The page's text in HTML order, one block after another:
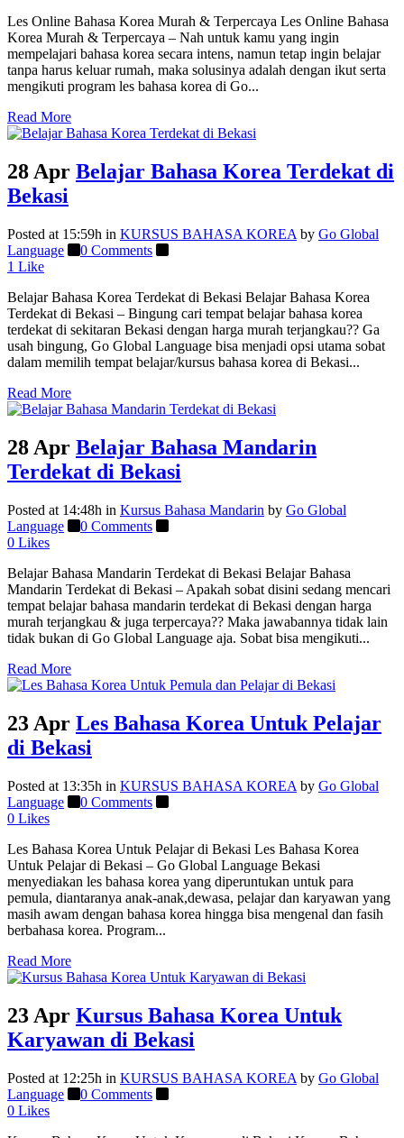
Les Online Bahasa Korea Murah & Terpercaya Les Online Bahasa
Korea Murah & Terpercaya – Nah untuk kamu yang ingin
mempelajari bahasa korea secara intens, namun tetap ingin belajar
tanpa harus keluar rumah, maka solusinya adalah dengan ikut serta
mengikuti program les bahasa korea di Go...
Read More
28 Apr Belajar Bahasa Korea Terdekat di
Bekasi
Posted at 15:59h in KURSUS BAHASA KOREA by Go Global
Language
0 Comments
1 Like
Belajar Bahasa Korea Terdekat di Bekasi Belajar Bahasa Korea
Terdekat di Bekasi – Bingung cari tempat belajar bahasa korea
terdekat di sekitaran Bekasi dengan harga murah terjangkau?? Ga
usah bingung, Go Global Language bisa menjadi opsi utama sobat
dalam memilih tempat belajar/kursus bahasa korea di Bekasi...
Read More
28 Apr Belajar Bahasa Mandarin
Terdekat di Bekasi
Posted at 14:48h in Kursus Bahasa Mandarin by Go Global
Language
0 Comments
0 Likes
Belajar Bahasa Mandarin Terdekat di Bekasi Belajar Bahasa
Mandarin Terdekat di Bekasi – Apakah sobat disini sedang mencari
tempat belajar bahasa mandarin terdekat di Bekasi dengan harga
murah terjangkau & juga terpercaya?? Maka jawabannya tidak lain
tidak bukan di Go Global Language aja. Sobat bisa mengikuti...
Read More
23 Apr Les Bahasa Korea Untuk Pelajar
di Bekasi
Posted at 13:35h in KURSUS BAHASA KOREA by Go Global
Language
0 Comments
0 Likes
Les Bahasa Korea Untuk Pelajar di Bekasi Les Bahasa Korea
Untuk Pelajar di Bekasi – Go Global Language Bekasi
menyediakan les bahasa korea yang diperuntukan untuk para
pemula, diantaranya anak-anak,dewasa, pelajar dan karyawan yang
masih awam dengan bahasa korea hingga bisa mengenal dan fasih
berbahasa korea. Program...
Read More
23 Apr Kursus Bahasa Korea Untuk
Karyawan di Bekasi
Posted at 12:25h in KURSUS BAHASA KOREA by Go Global
Language
0 Comments
0 Likes